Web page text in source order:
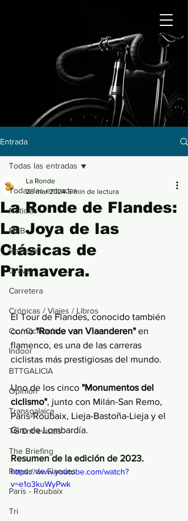
Entrada
Todas las entradas
Noticias
MTB
Reviews
Gravel
Carretera
Crónicas / Viajes / Libros
Cx / Ciclocrós
Indoor
BTTGALICIA
Opinión
Transgalaica
TG Entrevistas
The Briefing
Ronde de Flandes
París - Roubaix
Tri
Todas las entradas
La Ronde de Flandes:
La Joya de las
Clásicas de
Primavera.
La Ronde
28 mar 2024 5 min de lectura
El Tour de Flandes, conocido también
como "Ronde van Vlaanderen" en
flamenco, es una de las carreras
ciclistas más prestigiosas del mundo.
Uno de los cinco "Monumentos del
ciclismo", junto con Milán-San Remo,
París-Roubaix, Lieja-Bastoña-Lieja y el
Giro de Lombardía.
Resumen de la edición de 2023.
https://www.youtube.com/watch?
v=e1o3kuWyPwk